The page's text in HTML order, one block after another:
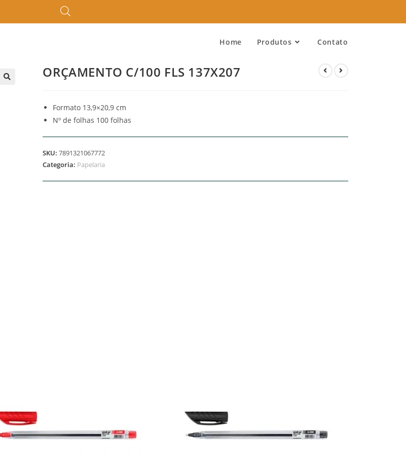
Home Produtos Contato
ORÇAMENTO C/100 FLS 137X207
Formato 13,9×20,9 cm
Nº de folhas 100 folhas
SKU:7891321067772
Categoria: Papelaria